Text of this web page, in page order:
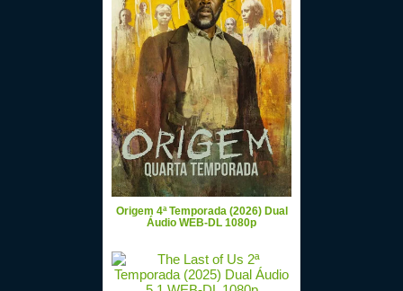
Origem 4ª Temporada (2026) Dual
Áudio WEB-DL 1080p